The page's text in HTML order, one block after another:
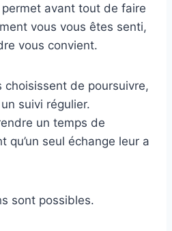
avant tout de faire
vous vous êtes senti,
vous convient.
choisissent de poursuivre,
suivi régulier.
un temps de
qu’un seul échange leur a
sont possibles.